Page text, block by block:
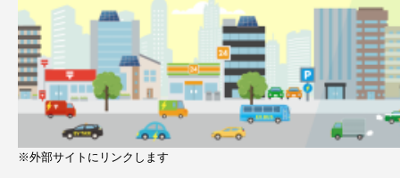
※外部サイトにリンクします